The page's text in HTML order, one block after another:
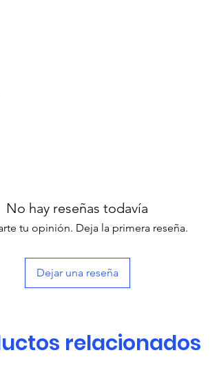
No hay reseñas todavía
tu opinión. Deja la primera reseña.
Dejar una reseña
relacionados